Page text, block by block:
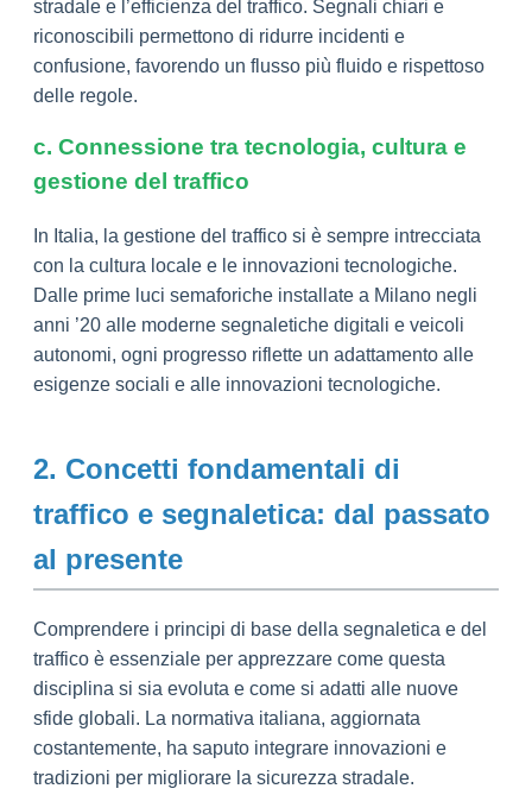
stradale e l’efficienza del traffico. Segnali chiari e
riconoscibili permettono di ridurre incidenti e
confusione, favorendo un flusso più fluido e rispettoso
delle regole.
c. Connessione tra tecnologia, cultura e
gestione del traffico
In Italia, la gestione del traffico si è sempre intrecciata
con la cultura locale e le innovazioni tecnologiche.
Dalle prime luci semaforiche installate a Milano negli
anni ’20 alle moderne segnaletiche digitali e veicoli
autonomi, ogni progresso riflette un adattamento alle
esigenze sociali e alle innovazioni tecnologiche.
2. Concetti fondamentali di
traffico e segnaletica: dal passato
al presente
Comprendere i principi di base della segnaletica e del
traffico è essenziale per apprezzare come questa
disciplina si sia evoluta e come si adatti alle nuove
sfide globali. La normativa italiana, aggiornata
costantemente, ha saputo integrare innovazioni e
tradizioni per migliorare la sicurezza stradale.